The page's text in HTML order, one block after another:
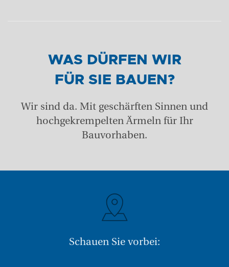
WAS DÜRFEN WIR
FÜR SIE BAUEN?
Wir sind da. Mit geschärften Sinnen und
hochgekrempelten Ärmeln für Ihr
Bauvorhaben.
Schauen Sie vorbei: